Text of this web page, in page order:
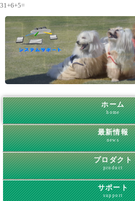
31+6+5=
ホーム
home
最新情報
news
プロダクト
product
サポート
support